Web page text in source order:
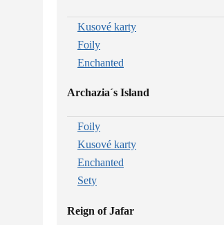
Kusové karty
Foily
Enchanted
Archazia´s Island
Foily
Kusové karty
Enchanted
Sety
Reign of Jafar